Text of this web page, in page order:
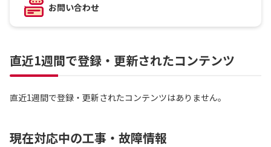
お問い合わせ
直近1週間で登録・更新されたコンテンツ
直近1週間で登録・更新されたコンテンツはありません。
現在対応中の工事・故障情報